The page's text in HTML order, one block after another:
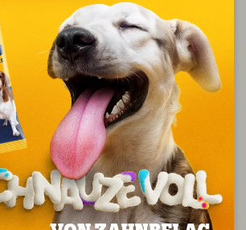
Ernährungsphysiologische
D₃: 500 IE, Vitamin E: 20.0 mg,
sulfat-Pentahydrat): 1.4 mg, Jod
0.23 mg, Eisen (Eisen-(II)-
3.0 mg, Mangan (Mangan(II)-
1.8 mg, Zink (Zinksulfat
mg.